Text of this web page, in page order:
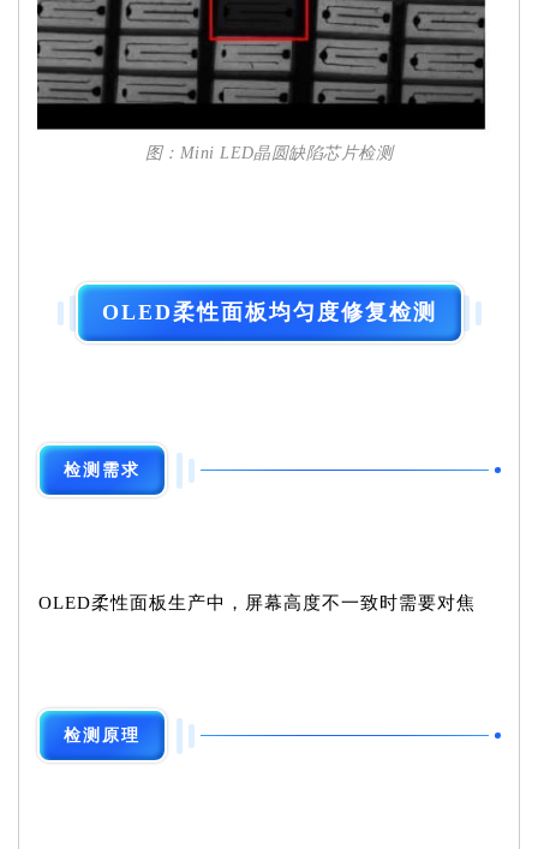
图：Mini LED晶圆缺陷芯片检测
OLED柔性面板均匀度修复检测
检测需求
OLED柔性面板生产中，屏幕高度不一致时需要对焦
检测原理